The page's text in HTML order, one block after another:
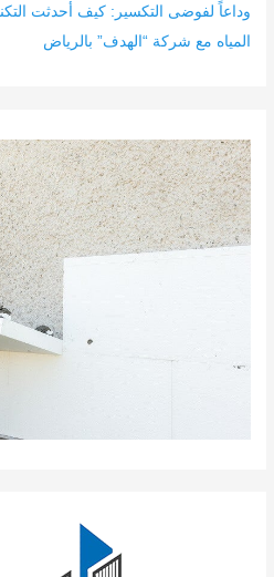
وداعاً لفوضى التكسير: كيف أحدثت
المياه مع شركة “الهدف” بالرياض